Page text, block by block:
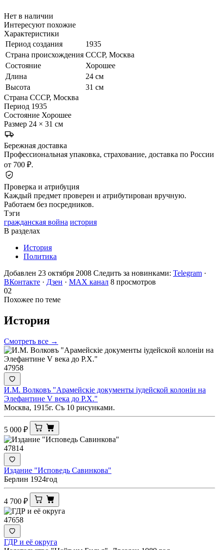
Нет в наличии
Интересуют похожие
Характеристики
Период создания
1935
Страна происхождения СССР, Москва
Состояние
Хорошее
Длина
24 см
Высота
31 см
Страна СССР, Москва
Период 1935
Состояние Хорошее
Размер 24 × 31 см
Бережная доставка
Профессиональная упаковка, страхование, доставка по России
от 700 ₽.
Проверка и атрибуция
Каждый предмет проверен и атрибутирован вручную.
Работаем без посредников.
Тэги
гражданская война история
В разделах
История
Политика
Добавлен 23 октября 2008 Следить за новинками: Telegram ·
ВКонтакте · Дзен · MAX канал 8 просмотров
02
Похожее по теме
История
Смотреть все →
47958
И.М. Волковъ "Арамейскiе документы iудейской колонiи на
Элефантине V века до Р.Х."
Москва, 1915г. Съ 10 рисунками.
5 000 ₽
47814
Издание "Исповедь Савинкова"
Берлин 1924год
4 700 ₽
47658
ГДР и её округа